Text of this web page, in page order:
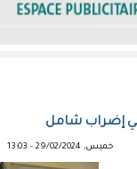
في إضراب شامل
خميس, 29/02/2024 - 13:03